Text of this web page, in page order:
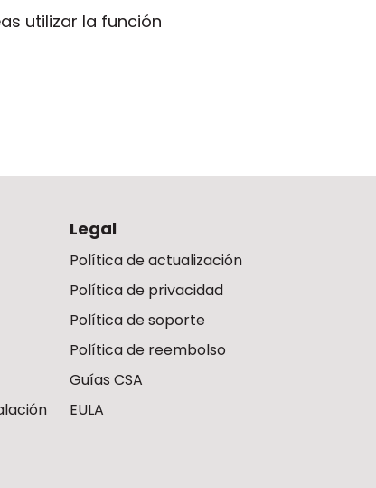
utilizar la función
Legal
Política de actualización
Política de privacidad
Política de soporte
Política de reembolso
Guías CSA
EULA